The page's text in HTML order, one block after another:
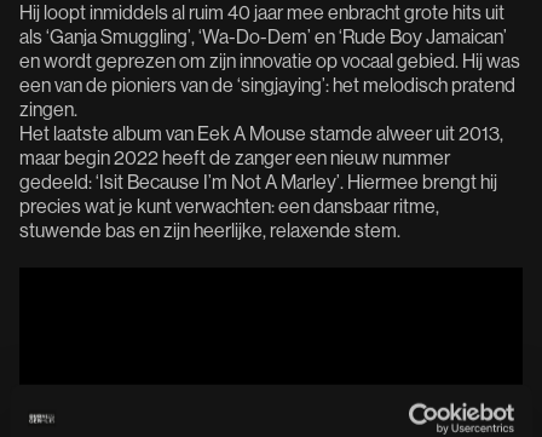
Hij loopt inmiddels al ruim 40 jaar mee enbracht grote hits uit
als ‘Ganja Smuggling’, ‘Wa-Do-Dem’ en ‘Rude Boy Jamaican’
en wordt geprezen om zijn innovatie op vocaal gebied. Hij was
een van de pioniers van de ‘singjaying’: het melodisch pratend
zingen.
Het laatste album van Eek A Mouse stamde alweer uit 2013,
maar begin 2022 heeft de zanger een nieuw nummer
gedeeld: ‘Isit Because I’m Not A Marley’. Hiermee brengt hij
precies wat je kunt verwachten: een dansbaar ritme,
stuwende bas en zijn heerlijke, relaxende stem.